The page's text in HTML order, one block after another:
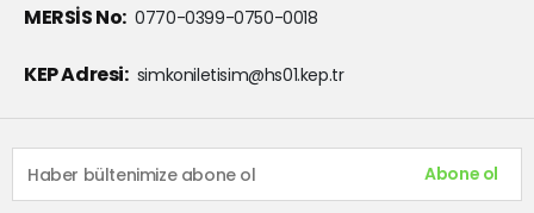
MERSİS No: 0770-0399-0750-0018
KEP Adresi: simkoniletisim@hs01.kep.tr
Abone ol